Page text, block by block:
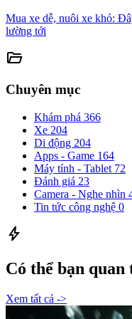
Mua xe dễ, nuôi xe khó:
lường tới
folder_open
Chuyên mục
Khám phá 366
Xe 204
Di động 204
Apps - Game 164
Máy tính - Tablet 72
Đánh giá 23
Camera - Nghe nhìn
Tin tức công nghệ 0
bolt
Có thể bạn quan
Xem tất cả ->